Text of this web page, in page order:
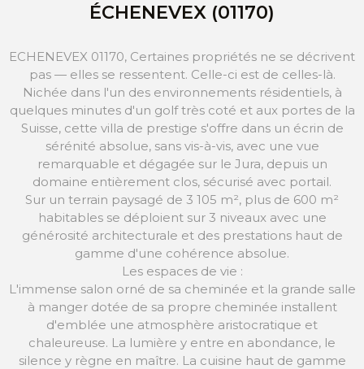
ÉCHENEVEX (01170)
ECHENEVEX 01170, Certaines propriétés ne se décrivent
pas — elles se ressentent. Celle-ci est de celles-là.
Nichée dans l'un des environnements résidentiels, à
quelques minutes d'un golf très coté et aux portes de la
Suisse, cette villa de prestige s'offre dans un écrin de
sérénité absolue, sans vis-à-vis, avec une vue
remarquable et dégagée sur le Jura, depuis un
domaine entièrement clos, sécurisé avec portail.
Sur un terrain paysagé de 3 105 m², plus de 600 m²
habitables se déploient sur 3 niveaux avec une
générosité architecturale et des prestations haut de
gamme d'une cohérence absolue.
Les espaces de vie :
L'immense salon orné de sa cheminée et la grande salle
à manger dotée de sa propre cheminée installent
d'emblée une atmosphère aristocratique et
chaleureuse. La lumière y entre en abondance, le
silence y règne en maître. La cuisine haut de gamme